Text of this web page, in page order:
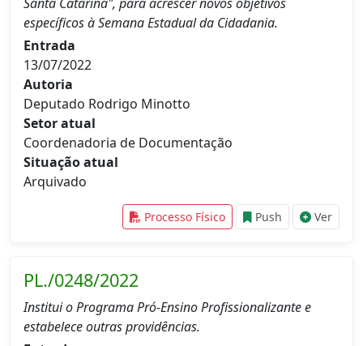
específicos à Semana Estadual da Cidadania.
Entrada
13/07/2022
Autoria
Deputado Rodrigo Minotto
Setor atual
Coordenadoria de Documentação
Situação atual
Arquivado
Processo Físico Push Ver
PL./0248/2022
Institui o Programa Pró-Ensino Profissionalizante e
estabelece outras providências.